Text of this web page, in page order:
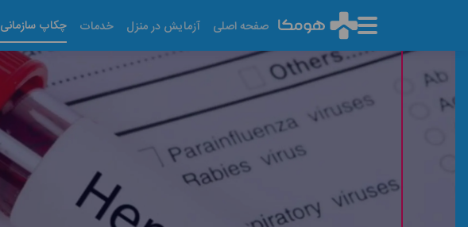
صفحه اصلی آزمایش در منزل خدمات چکاپ سازمانی